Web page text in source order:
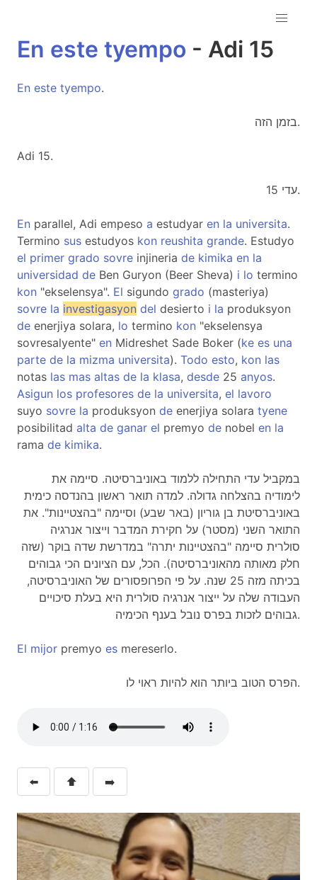
En este tyempo - Adi 15
En este tyempo.
בזמן הזה.
Adi 15.
עדי 15.
En parallel, Adi empeso a estudyar en la universita.
Termino sus estudyos kon reushita grande. Estudyo
el primer grado sovre injineria de kimika en la
universidad de Ben Guryon (Beer Sheva) i lo termino
kon "ekselensya". El sigundo grado (masteriya)
sovre la investigasyon del desierto i la produksyon
de enerjiya solara, lo termino kon "ekselensya
sovresalyente" en Midreshet Sade Boker (ke es una
parte de la mizma universita). Todo esto, kon las
notas las mas altas de la klasa, desde 25 anyos.
Asigun los profesores de la universita, el lavoro
suyo sovre la produksyon de enerjiya solara tyene
posibilitad alta de ganar el premyo de nobel en la
rama de kimika.
במקביל עדי התחילה ללמוד באוניברסיטה. סיימה את
לימודיה בהצלחה גדולה. למדה תואר ראשון בהנדסה כימית
באוניברסיטת בן גוריון (באר שבע) וסיימה "בהצטיינות". את
התואר השני (מסטר) על חקירת המדבר וייצור אנרגיה
סולרית סיימה "בהצטיינות יתרה" במדרשת שדה בוקר (שזה
חלק מאותה מהאוניברסיטה). הכל, עם הציונים הכי גבוהים
בכיתה מזה 25 שנה. על פי הפרופסורים של האוניברסיטה,
העבודה שלה על ייצור אנרגיה סולרית היא בעלת סיכויים
גבוהים לזכות בפרס נובל בענף הכימיה.
El mijor premyo es mereserlo.
הפרס הטוב ביותר הוא להיות ראוי לו.
⬅️ ⬆️ ➡️